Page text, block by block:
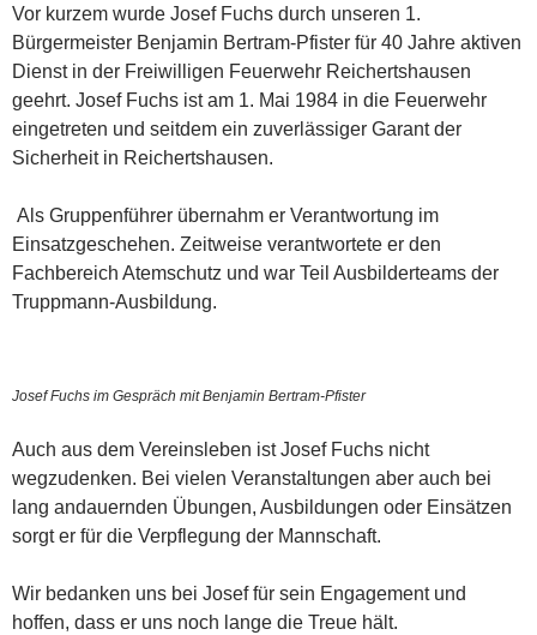
Vor kurzem wurde Josef Fuchs durch unseren 1.
Bürgermeister Benjamin Bertram-Pfister für 40 Jahre aktiven
Dienst in der Freiwilligen Feuerwehr Reichertshausen
geehrt. Josef Fuchs ist am 1. Mai 1984 in die Feuerwehr
eingetreten und seitdem ein zuverlässiger Garant der
Sicherheit in Reichertshausen.
Als Gruppenführer übernahm er Verantwortung im
Einsatzgeschehen. Zeitweise verantwortete er den
Fachbereich Atemschutz und war Teil Ausbilderteams der
Truppmann-Ausbildung.
Josef Fuchs im Gespräch mit Benjamin Bertram-Pfister
Auch aus dem Vereinsleben ist Josef Fuchs nicht
wegzudenken. Bei vielen Veranstaltungen aber auch bei
lang andauernden Übungen, Ausbildungen oder Einsätzen
sorgt er für die Verpflegung der Mannschaft.
Wir bedanken uns bei Josef für sein Engagement und
hoffen, dass er uns noch lange die Treue hält.